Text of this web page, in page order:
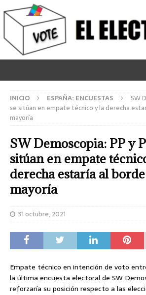
INICIO ESPAÑA: ENCUESTAS
SW
se sitúan en empate técnico y la derecha
mayoría
SW Demoscopia: PP y
sitúan en empate
derecha estaría al
mayoría
31 octubre, 2021
Empate técnico en intención de voto
la última encuesta electoral de SW
reforzaría su posición respecto a las